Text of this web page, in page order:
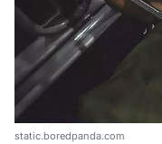
static.boredpanda.com